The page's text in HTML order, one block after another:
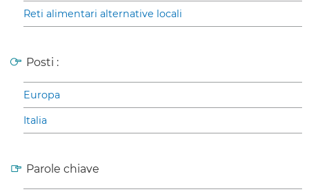
Reti alimentari alternative locali
Posti :
Europa
Italia
Parole chiave